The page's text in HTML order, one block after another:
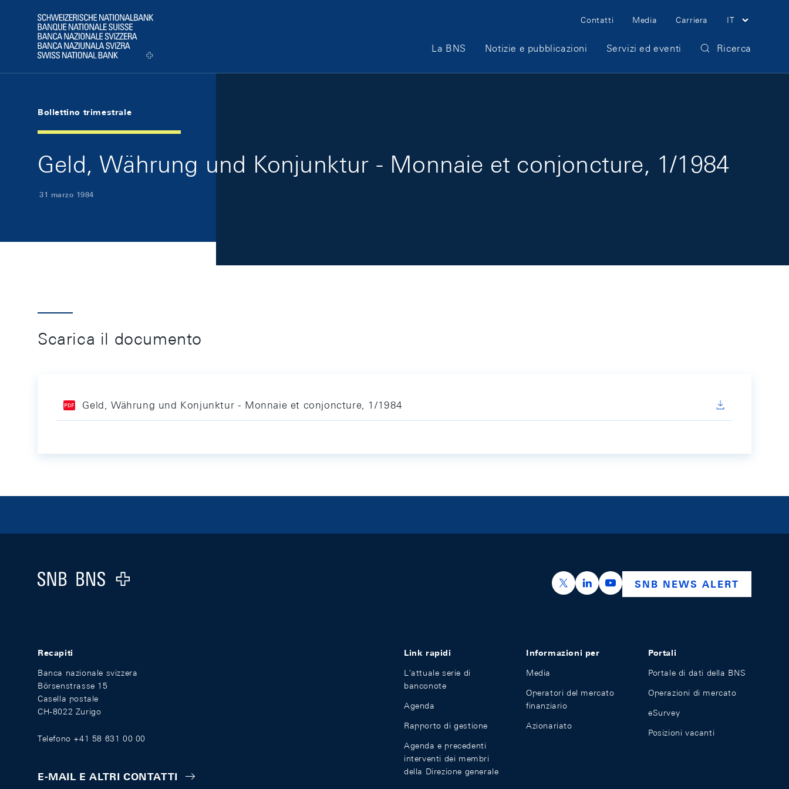
Logo
Meta Navigation
Contatti Media Carriera IT
Main Navigation
La BNS Notizie e pubblicazioni Servizi ed eventi Ricerca
Bollettino trimestrale
Geld, Währung und Konjunktur - Monnaie et conjoncture, 1/1984
31 marzo 1984
Scarica il documento
Geld, Währung und Konjunktur - Monnaie et conjoncture, 1/1984
Logo
https://x.com/snb_bns
https://ch.linkedin.com/company/swiss-
https://www.youtube.com/
SNB NEWS ALERT
Recapiti
Banca nazionale svizzera
Börsenstrasse 15
Casella postale
CH-8022 Zurigo
Telefono +41 58 631 00 00
E-MAIL E ALTRI CONTATTI
Link rapidi
L'attuale serie di
banconote
Agenda
Rapporto di gestione
Agenda e precedenti
interventi dei membri
della Direzione generale
Informazioni per
Media
Operatori del mercato
finanziario
Azionariato
Portali
Portale di dati della BNS
Operazioni di mercato
eSurvey
Posizioni vacanti